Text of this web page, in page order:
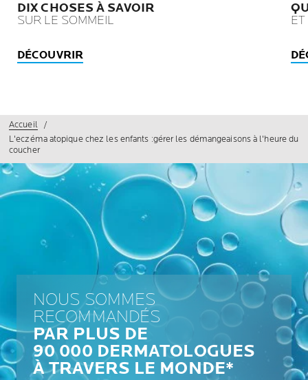
DIX CHOSES À SAVOIR
SUR LE SOMMEIL
DÉCOUVRIR
Accueil
L'eczéma atopique chez les enfants :gérer les démangeaisons à l'heure du
coucher
NOUS SOMMES
RECOMMANDÉS
PAR PLUS DE
90 000 DERMATOLOGUES
À TRAVERS LE MONDE*